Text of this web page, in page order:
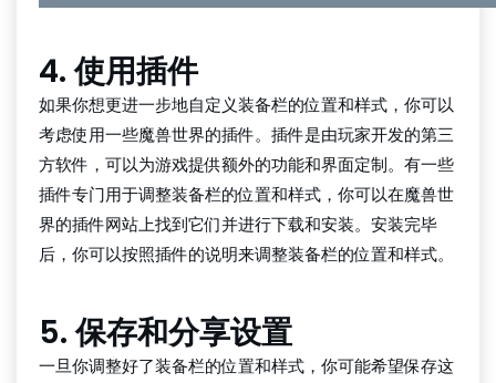
4. 使用插件
如果你想更进一步地自定义装备栏的位置和样式，你可以
考虑使用一些魔兽世界的插件。插件是由玩家开发的第三
方软件，可以为游戏提供额外的功能和界面定制。有一些
插件专门用于调整装备栏的位置和样式，你可以在魔兽世
界的插件网站上找到它们并进行下载和安装。安装完毕
后，你可以按照插件的说明来调整装备栏的位置和样式。
5. 保存和分享设置
一旦你调整好了装备栏的位置和样式，你可能希望保存这